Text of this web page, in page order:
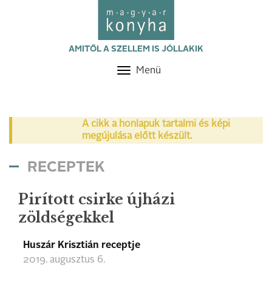
AMITŐL A SZELLEM IS JÓLLAKIK
Toggle
Menü
A cikk a honlapuk tartalmi és képi
megújulása előtt készült.
RECEPTEK
Pirított csirke újházi
zöldségekkel
Huszár Krisztián receptje
2019. augusztus 6.